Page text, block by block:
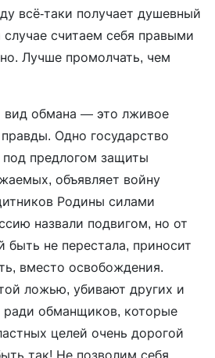
всё-таки получает душевный
считаем себя правыми
Лучше промолчать, чем
обмана — это лживое
Одно государство
под предлогом защиты
объявляет войну
Родины силами
назвали подвигом, но от
быть не перестала, приносит
вместо освобождения.
ложью, убивают других и
обманщиков, которые
целей очень дорогой
так! Не позволим себя